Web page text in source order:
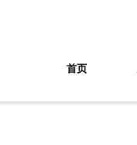
首页